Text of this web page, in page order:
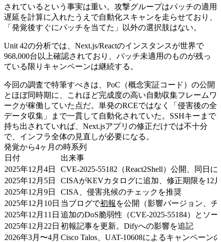
されているという事実は重い。攻撃グループはパッチの適用
遅延を計算に入れたうえで自動化スキャンを走らせており、
「発覚後すぐにパッチを当てた」以外の選択肢はない。
Unit 42の分析では、Next.js/Reactのインスタンスが世界で
968,000台以上確認されており、パッチ未適用のものが残っ
ている限りキャンペーンは継続する。
今回の調査で特筆すべきは、PoC（概念実証コード）の公開
とほぼ同時期に、これほど完成度の高い自動収集フレームワ
ークが稼働していた点だ。単発のRCEではなく「侵害後の全
データ収集」まで一貫して自動化されていた。SSHキーまで
持ち出されていれば、Next.jsアプリの修正だけでは不十分
で、インフラ全体の見直しが必要になる。
発覚から4ヶ月の時系列
日付
出来事
2025年12月4日
CVE-2025-55182（React2Shell）公開、同日
2025年12月5日
CISAがKEVカタログに追加、修正期限を12
2025年12月9日
CISA、侵害兆候のチェックを推奨
2025年12月10日 当ブログで初報 を公開（影響バージョン、
2025年12月11日 追加のDoS脆弱性（CVE-2025-55184）とソ
2025年12月22日 初報記事を更新。Difyへの影響を追記
2026年3月〜4月 Cisco Talos、UAT-10608によるキャンペーン